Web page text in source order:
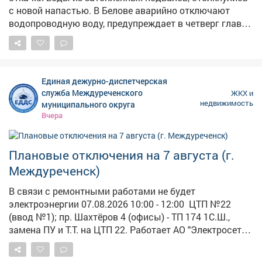
с новой напастью. В Белове аварийно отключают
водопроводную воду, предупреждает в четверг глава
города Сергей Алексеев. – Обнаружено снижение
давления в сети магистрального водопровода в
время будет прекращена подача холодной воды, –
сказал мэр. Воду экстренно перекроют
вНовомГородке, центральной части города,
посёлкеБабанаково, микрорайонеЧертинский.
Беловчан просят делать запасы воды. Заказать
подвоз автоцистерны можно по номеру 6-14-99.
Несколько дней назад сообщалось, что город на грани
истерики : под воду снова уходили дома и гаражи.
Власти срочно бросились откачивать воду насосами.
Единая дежурно-диспетчерская
служба Междуреченского
муниципального округа
Вчера
ЖКХ и
недвижимость
Плановые отключения на 7 августа (г.
Междуреченск)
В связи с ремонтными работами не будет
электроэнергии 07.08.2026 10:00 - 12:00 ЦТП №22
(ввод №1); пр. Шахтёров 4 (офисы) - ТП 174 1С.Ш.,
замена ПУ и Т.Т. на ЦТП 22. Работает АО "Электросеть".
12:00 - 14:00 ЦТП № 22 (ввод №2); - ТП 174 2С.Ш.,
замена ПУ и Т.Т. на ЦТП 22. Работает АО "Электросеть".